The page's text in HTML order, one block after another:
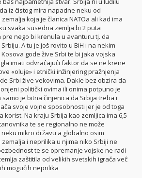
iz čistog mira napadne neku od
koja je članica NATOa ali kad ima
svaka susedna zemlja bi 2 puta
pre nego bi krenula u avanturu tj. da
A tu je još rovito u BiH i na nekim
gode žive Srbi te bi jaka vojska
imati odvraĉajuĉi faktor da se ne krene
«oluje» i etnički inžinjering pražnjenja
Srbi žive vekovima. Dakle bez obzira da
politički ovima ili onima potpuno je
je bitna činjenica da Srbija treba i
svoje vojne sposobnosti jer je od toga
korist. Na kraju Srbija kao zemljica ima 6,5
te se regionalno ne može
mikro državu a globalno osim
i neprilika u njima niko Srbiji ne
te se opremanje vojske ne radi
zaštitila od velikih svetskih igrača veĉ
moguĉih neprilika